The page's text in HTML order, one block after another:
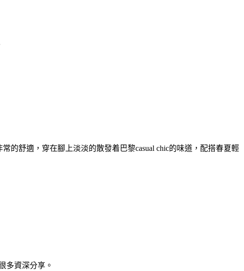
的舒適，穿在腳上淡淡的散發着巴黎casual chic的味道，配搭春夏輕
多資深分享。